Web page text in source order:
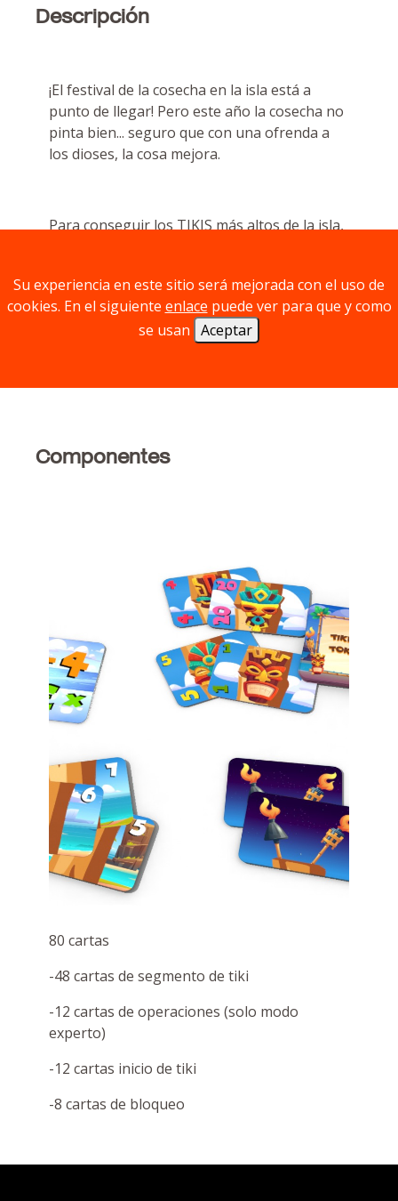
Descripción
¡El festival de la cosecha en la isla está a
punto de llegar! Pero este año la cosecha no
pinta bien... seguro que con una ofrenda a
los dioses, la cosa mejora.
Para conseguir los TIKIS más altos de la isla,
Pero ¡CUIDADO! tenemos que protegernos
del resto de isleños que pretenderán coger
nuestros tikis recién tallados.
Componentes
80 cartas
-48 cartas de segmento de tiki
-12 cartas de operaciones (solo modo
experto)
-12 cartas inicio de tiki
-8 cartas de bloqueo
Su experiencia en este sitio será mejorada con el uso de
cookies. En el siguiente enlace puede ver para que y como
se usan Aceptar